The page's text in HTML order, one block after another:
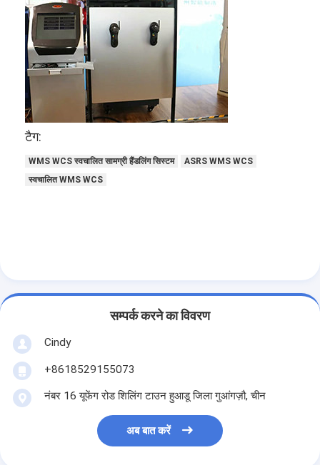
उत्पाद
हमारे बारे में
ब्लॉग
स्वचालित संग्रहण पुनर्प्राप्ति प्रणाली
टैग:
WMS WCS स्वचालित सामग्री हैंडलिंग सिस्टम
ASRS WMS WCS
स्वचालित WMS WCS
सम्पर्क करने का विवरण
Cindy
+8618529155073
नंबर 16 यूफेंग रोड शिलिंग टाउन हुआडू जिला गुआंगज़ौ, चीन
अब बात करें